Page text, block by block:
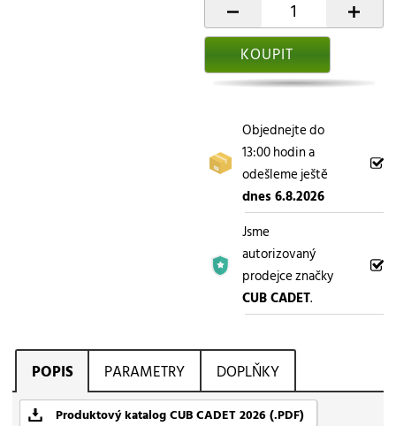
- +
KOUPIT
Objednejte do
13:00 hodin a
odešleme ještě
dnes 6.8.2026
Jsme
autorizovaný
prodejce značky
CUB CADET.
POPIS PARAMETRY DOPLŇKY
Produktový katalog CUB CADET 2026 (.PDF)